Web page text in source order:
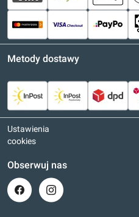
Metody dostawy
Ustawienia
cookies
Obserwuj nas